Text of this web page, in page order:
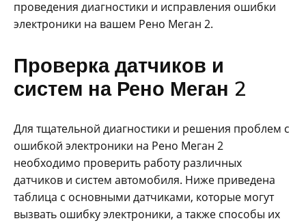
проведения диагностики и исправления ошибки
электроники на вашем Рено Меган 2.
Проверка датчиков и
систем на Рено Меган 2
Для тщательной диагностики и решения проблем с
ошибкой электроники на Рено Меган 2
необходимо проверить работу различных
датчиков и систем автомобиля. Ниже приведена
таблица с основными датчиками, которые могут
вызвать ошибку электроники, а также способы их